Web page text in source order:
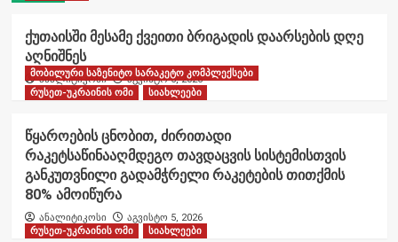
ქუთაისში მესამე ქვეითი ბრიგადის დაარსების დღე
აღნიშნეს
ანალიტიკოსი აგვისტო 6, 2026
მობილური საზენიტო სარაკეტო კომპლექსები
რუსეთ-უკრაინის ომი
სიახლეები
წყაროების ცნობით, ძირითადი
რაკეტსაწინააღმდეგო თავდაცვის სისტემისთვის
განკუთვნილი გადამჭრელი რაკეტების თითქმის
80% ამოიწურა
ანალიტიკოსი
აგვისტო 5, 2026
რუსეთ-უკრაინის ომი
სიახლეები